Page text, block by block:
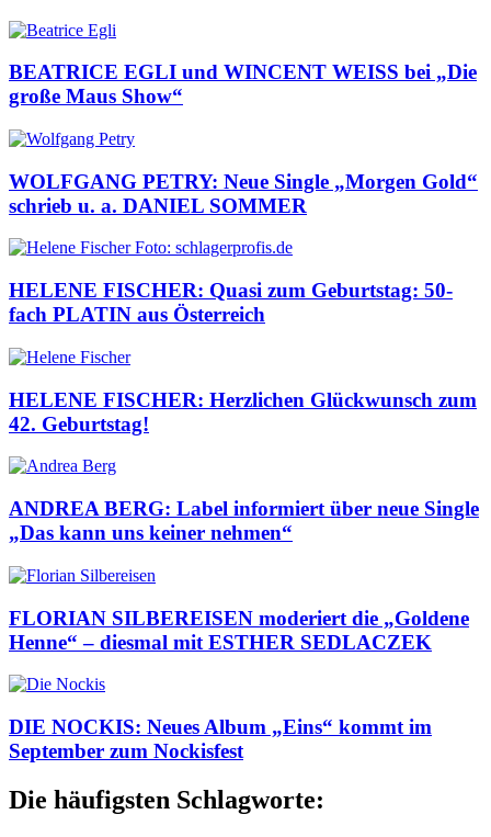
BEATRICE EGLI und WINCENT WEISS bei „Die
große Maus Show“
WOLFGANG PETRY: Neue Single „Morgen Gold“
schrieb u. a. DANIEL SOMMER
HELENE FISCHER: Quasi zum Geburtstag: 50-
fach PLATIN aus Österreich
HELENE FISCHER: Herzlichen Glückwunsch zum
42. Geburtstag!
ANDREA BERG: Label informiert über neue Single
„Das kann uns keiner nehmen“
FLORIAN SILBEREISEN moderiert die „Goldene
Henne“ – diesmal mit ESTHER SEDLACZEK
DIE NOCKIS: Neues Album „Eins“ kommt im
September zum Nockisfest
Die häufigsten Schlagworte: